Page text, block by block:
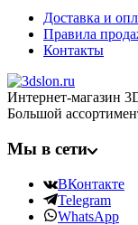
Доставка и
Правила
Контакты
Интернет-магазин
Большой
Мы в сети
ВКонтакте
Telegram
WhatsApp